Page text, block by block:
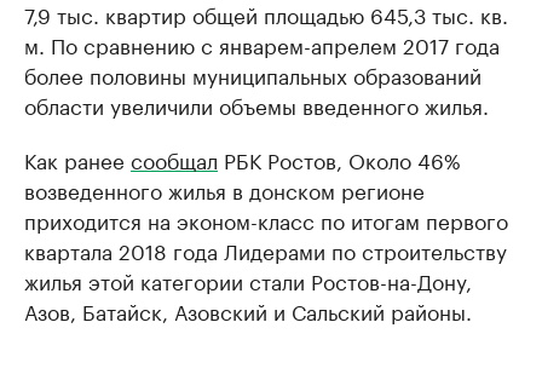
7,9 тыс. квартир общей площадью 645,3 тыс. кв.
м. По сравнению с январем-апрелем 2017 года
более половины муниципальных образований
области увеличили объемы введенного жилья.
Как ранее сообщал РБК Ростов, Около 46%
возведенного жилья в донском регионе
приходится на эконом-класс по итогам первого
квартала 2018 года Лидерами по строительству
жилья этой категории стали Ростов-на-Дону,
Азов, Батайск, Азовский и Сальский районы.